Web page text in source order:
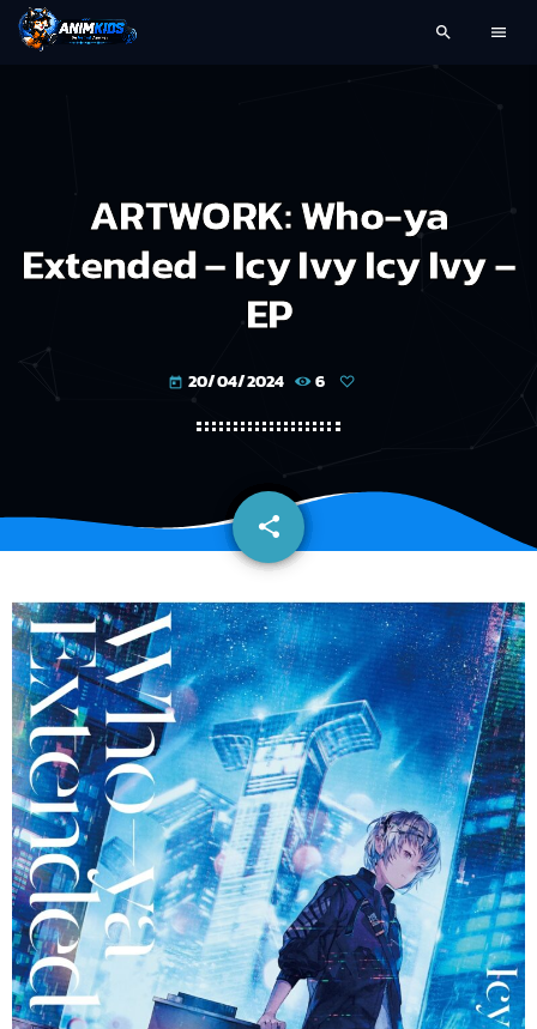
search menu
ARTWORK: Who-ya
Extended – Icy Ivy Icy Ivy –
EP
today 20/04/2024 6
share
email